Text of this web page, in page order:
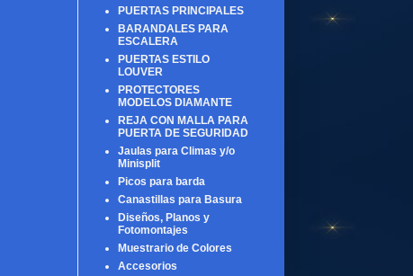
PUERTAS PRINCIPALES
BARANDALES PARA
ESCALERA
PUERTAS ESTILO
LOUVER
PROTECTORES
MODELOS DIAMANTE
REJA CON MALLA PARA
PUERTA DE SEGURIDAD
Jaulas para Climas y/o
Minisplit
Picos para barda
Canastillas para Basura
Diseños, Planos y
Fotomontajes
Muestrario de Colores
Accesorios